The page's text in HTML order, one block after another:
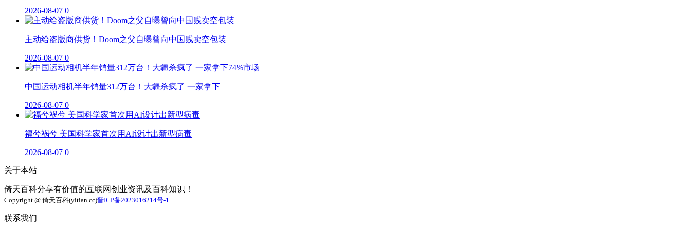
2026-08-07 0
主动给盗版商供货！Doom之父自曝曾向中国贱卖空包装
2026-08-07 0
中国运动相机半年销量312万台！大疆杀疯了 一家拿下
2026-08-07 0
福兮祸兮 美国科学家首次用AI设计出新型病毒
2026-08-07 0
关于本站
倚天百科分享有价值的互联网创业资讯及百科知识！
Copyright @ 倚天百科(yitian.cc)晋ICP备2023016214号-1
联系我们